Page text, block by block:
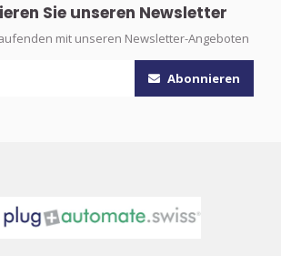
Sie unseren Newsletter
mit unseren Newsletter-Angeboten
Abonnieren